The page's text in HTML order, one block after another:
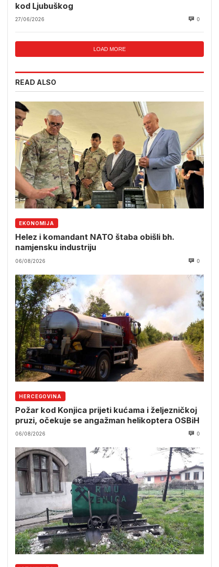
kod Ljubuškog
27/06/2026 0
LOAD MORE
READ ALSO
EKONOMIJA
Helez i komandant NATO štaba obišli bh.
namjensku industriju
06/08/2026 0
HERCEGOVINA
Požar kod Konjica prijeti kućama i željezničkoj
pruzi, očekuje se angažman helikoptera OSBiH
06/08/2026 0